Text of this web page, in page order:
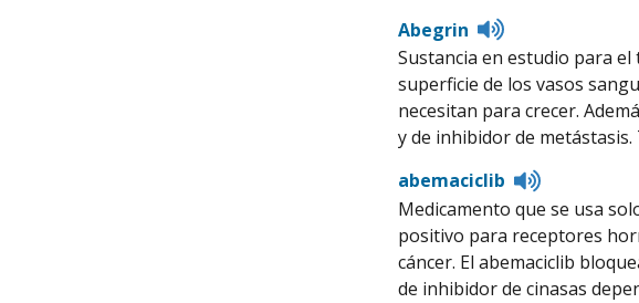
Abegrin
Listen
pronunciation
Sustancia en estudio para
superficie de los vasos
necesitan para crecer.
y de inhibidor de
abemaciclib
Listen
Medicamento que se usa
positivo para receptores
cáncer. El abemaciclib
de inhibidor de cinasas